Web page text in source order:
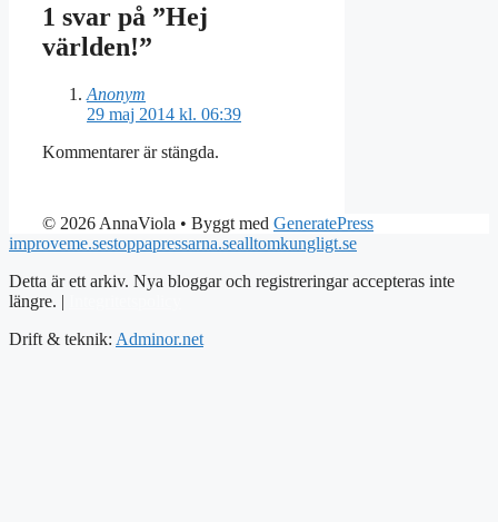
1 svar på ”Hej
världen!”
Anonym
29 maj 2014 kl. 06:39
Kommentarer är stängda.
© 2026 AnnaViola • Byggt med GeneratePress
improveme.sestoppapressarna.sealltomkungligt.se
Detta är ett arkiv. Nya bloggar och registreringar accepteras inte
längre. |
Drift & teknik: Adminor.net